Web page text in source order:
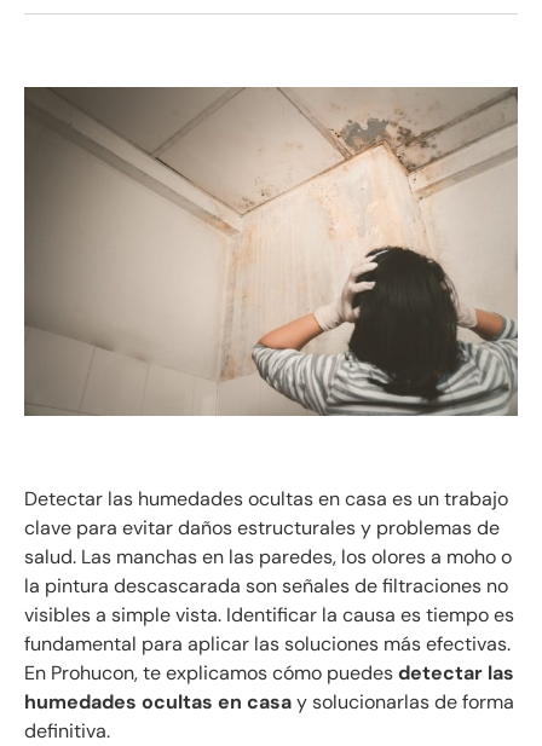
Detectar las humedades ocultas en casa es un trabajo
clave para evitar daños estructurales y problemas de
salud. Las manchas en las paredes, los olores a moho o
la pintura descascarada son señales de filtraciones no
visibles a simple vista. Identificar la causa es tiempo es
fundamental para aplicar las soluciones más efectivas.
En Prohucon, te explicamos cómo puedesdetectar las
humedades ocultas en casay solucionarlas de forma
definitiva.